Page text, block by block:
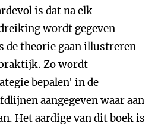
is dat na elk
wordt gegeven
de theorie gaan illustreren
praktijk. Zo wordt
bepalen' in de
aangegeven waar aan
Het aardige van dit boek is